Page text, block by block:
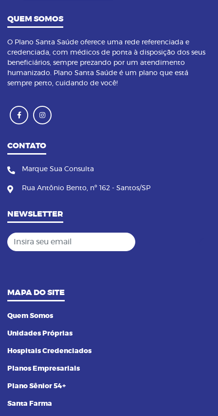
QUEM SOMOS
O Plano Santa Saúde oferece uma rede referenciada e
credenciada, com médicos de ponta à disposição dos seus
beneficiários, sempre prezando por um atendimento
humanizado. Plano Santa Saúde é um plano que está
sempre perto, cuidando de você!
CONTATO
Marque Sua Consulta
Rua Antônio Bento, nº 162 - Santos/SP
NEWSLETTER
Insira seu email
MAPA DO SITE
Quem Somos
Unidades Próprias
Hospitais Credenciados
Planos Empresariais
Plano Sênior 54+
Santa Farma